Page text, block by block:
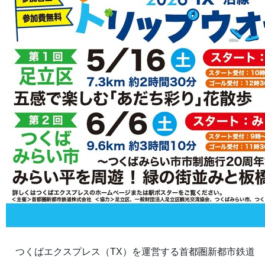
つくばエクスプレス（TX）を運営する首都圏新都市鉄道